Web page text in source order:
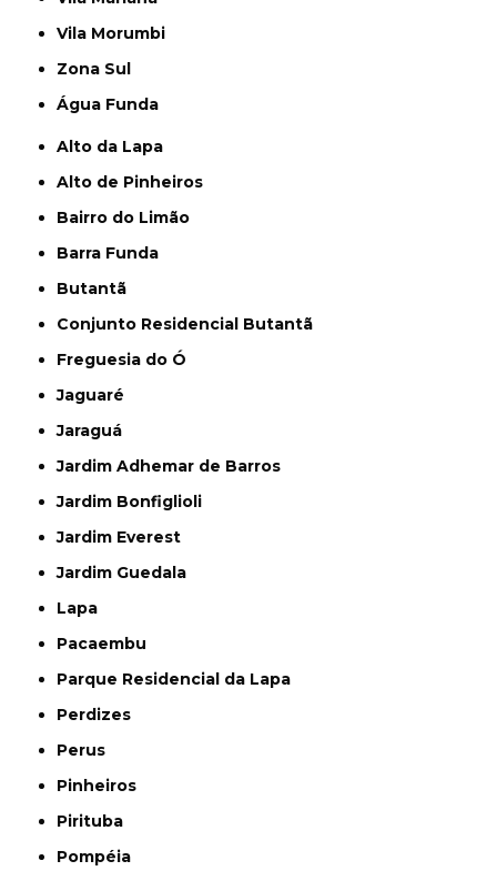
Vila Morumbi
Zona Sul
Água Funda
Alto da Lapa
Alto de Pinheiros
Bairro do Limão
Barra Funda
Butantã
Conjunto Residencial Butantã
Freguesia do Ó
Jaguaré
Jaraguá
Jardim Adhemar de Barros
Jardim Bonfiglioli
Jardim Everest
Jardim Guedala
Lapa
Pacaembu
Parque Residencial da Lapa
Perdizes
Perus
Pinheiros
Pirituba
Pompéia